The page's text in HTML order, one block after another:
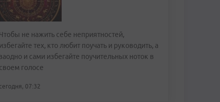
Чтобы не нажить себе неприятностей,
избегайте тех, кто любит поучать и руководить, а
заодно и сами избегайте поучительных ноток в
своем голосе
сегодня, 07:32